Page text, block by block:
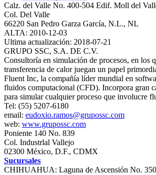
Calz. del Valle No. 400-504 Edif. Moll del
Col. Del Valle
66220 San Pedro Garza García, N.L., NL
ALTA: 2010-12-03
Ultima actualización: 2018-07-21
GRUPO SSC, S.A. DE C.V.
Consultoría en simulación de procesos, en los
transferencia de calor juegan un papel
Fluent Inc, la compañía líder mundial en
fluidos computacional (CFD). Incorpora gran
para simular cualquier proceso que involucre
Tel: (55) 5207-6180
email: eudoxio.ramos@grupossc.com
web: www.grupossc.com
Poniente 140 No. 839
Col. Industrlal Vallejo
02300 México, D.F., CDMX
Sucursales
CHIHUAHUA: Laguna de Ascensión No.